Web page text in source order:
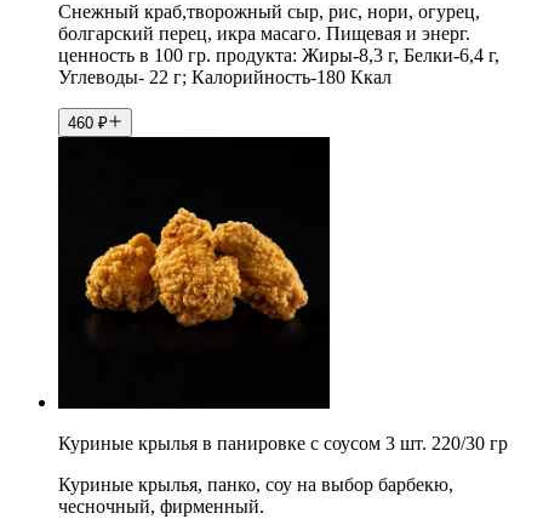
Снежный краб,творожный сыр, рис, нори, огурец,
болгарский перец, икра масаго. Пищевая и энерг.
ценность в 100 гр. продукта: Жиры-8,3 г, Белки-6,4 г,
Углеводы- 22 г; Калорийность-180 Ккал
460 ₽
Куриные крылья в панировке с соусом 3 шт. 220/30 гр
Куриные крылья, панко, соу на выбор барбекю,
чесночный, фирменный.